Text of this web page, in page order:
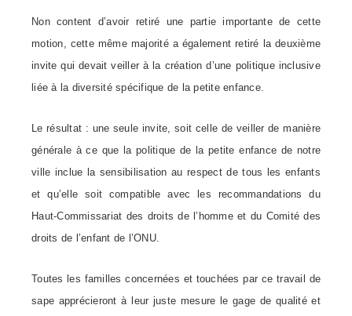
Non content d’avoir retiré une partie importante de cette
motion, cette même majorité a également retiré la deuxième
invite qui devait veiller à la création d’une politique inclusive
liée à la diversité spécifique de la petite enfance.
Le résultat : une seule invite, soit celle de veiller de manière
générale à ce que la politique de la petite enfance de notre
ville inclue la sensibilisation au respect de tous les enfants
et qu’elle soit compatible avec les recommandations du
Haut-Commissariat des droits de l’homme et du Comité des
droits de l’enfant de l’ONU.
Toutes les familles concernées et touchées par ce travail de
sape apprécieront à leur juste mesure le gage de qualité et